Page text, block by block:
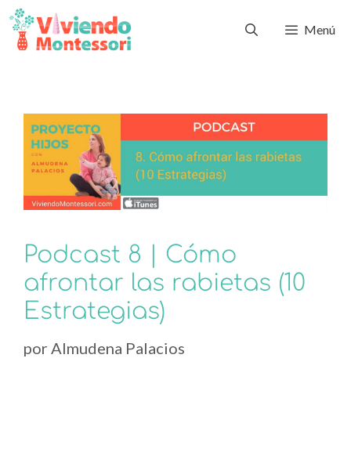
Menú
Podcast 8 | Cómo
afrontar las rabietas (10
Estrategias)
por Almudena Palacios